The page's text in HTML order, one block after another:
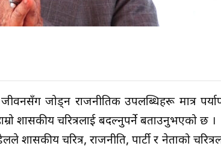
जीवनसँग जोड्न राजनीतिक उपलब्धिहरू मात्र
शासकीय चरित्रलाई बदल्नुपर्ने बताउनुभएको छ ।
शासकीय चरित्र, राजनीति, पार्टी र नेताको